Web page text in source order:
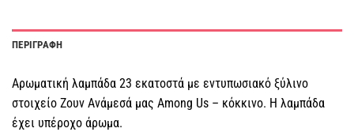
ΠΕΡΙΓΡΑΦΗ
Αρωματική λαμπάδα 23 εκατοστά με εντυπωσιακό ξύλινο
στοιχείο Ζουν Ανάμεσά μας Among Us – κόκκινο. Η λαμπάδα
έχει υπέροχο άρωμα.